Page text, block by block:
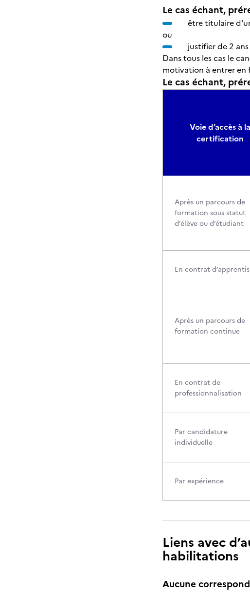
Le cas échant,
être titulaire
ou
justifier de 2
Dans tous les cas le
motivation à entrer en
Le cas échant,
Voie d’accès à la
certification
Après un parcours de
formation sous statut
d’élève ou d’étudiant
En contrat
Après un parcours de
formation continue
En contrat de
professionnalisation
Par candidature
individuelle
Par expérience
Liens avec
habilitations
Aucune